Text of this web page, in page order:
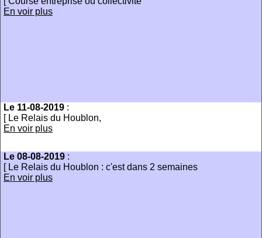
En voir plus
Le 11-08-2019 :
[ Le Relais du Houblon,
En voir plus
Le 08-08-2019 :
[ Le Relais du Houblon : c'est dans 2 semaines
En voir plus